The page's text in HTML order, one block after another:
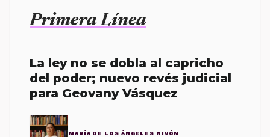
Primera Línea
La ley no se dobla al capricho
del poder; nuevo revés judicial
para Geovany Vásquez
MARÍA DE LOS ÁNGELES NIVÓN